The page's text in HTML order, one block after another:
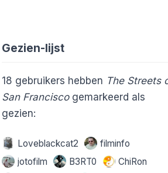
Gezien-lijst
18 gebruikers hebben The Streets
San Franciscogemarkeerd als
gezien:
Loveblackcat2
filminfo
jotofilm
B3RT0
ChiRon